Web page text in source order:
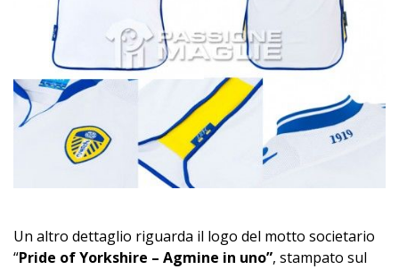
Un altro dettaglio riguarda il logo del motto societario
“Pride of Yorkshire – Agmine in uno”, stampato sul